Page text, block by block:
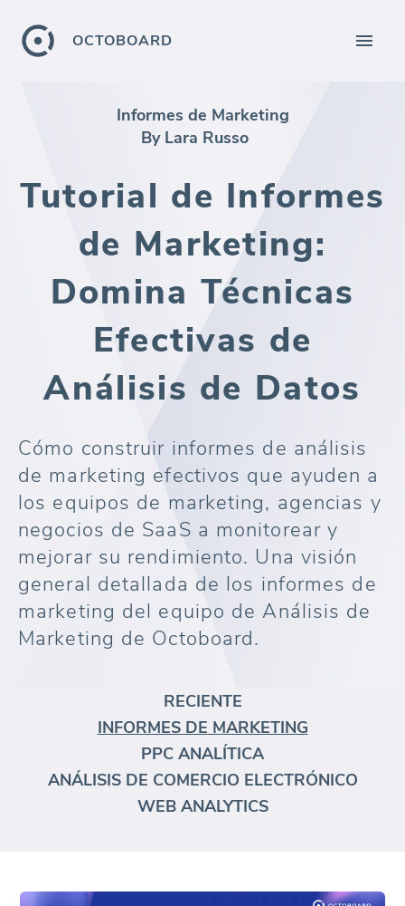
OCTOBOARD
Informes de Marketing
By Lara Russo
Tutorial de Informes
de Marketing:
Domina Técnicas
Efectivas de
Análisis de Datos
Cómo construir informes de análisis
de marketing efectivos que ayuden a
los equipos de marketing, agencias y
negocios de SaaS a monitorear y
mejorar su rendimiento. Una visión
general detallada de los informes de
marketing del equipo de Análisis de
Marketing de Octoboard.
RECIENTE
INFORMES DE MARKETING
PPC ANALÍTICA
ANÁLISIS DE COMERCIO ELECTRÓNICO
WEB ANALYTICS